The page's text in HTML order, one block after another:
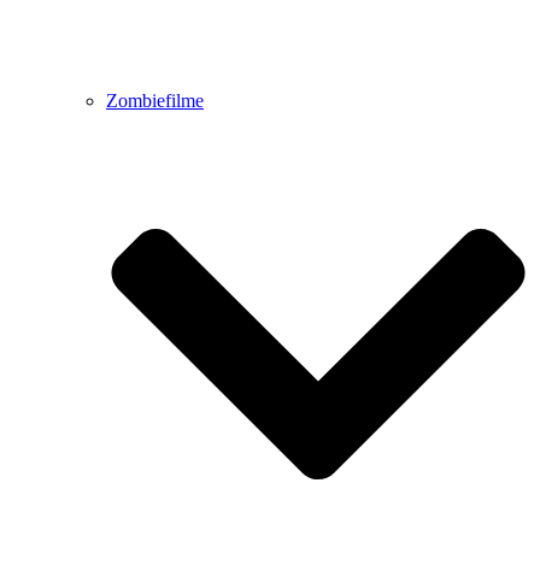
Zombiefilme